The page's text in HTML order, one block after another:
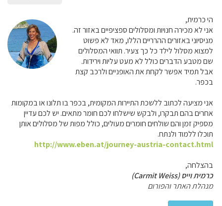
הי כרמית,
אני לא מכירה חנויות ומסלולים ספציפיים באזור זה.
מניסיוני באזורים ההרריים הללו, מאד לא פשוט
למצוא מסלול לילד כל כך צעיר. תוואי המסלולים
שם מטבע הדברים כולל לא מעט עליות וירידות.
אבל תמיד אפשר לקחת את האופניים ולרכב קצת
בכפר.
אני מציעה לכתוב ללשכת התיירות המקומית, בכפר בו תלונו או במקומות
אחרים בהם תבקרו, ולבקש שישלחו לכם חומר מתאים. יש לכם עדיין
מספיק זמן והם שולחים חומרים מעולים, כולל מפות של מסלולים אותן
תוכלו ללמוד ולנתח.
http://www.eben.at/journey-austria-contact.html
בהצלחה,
כרמית וייס (Carmit Weiss)
מנהלת האתר והפורום